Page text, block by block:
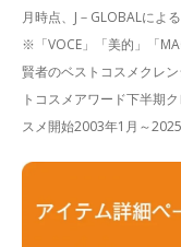
月時点、J－GLOBALによ
※「VOCE」「美的」「
賢者のベストコスメクレ
トコスメアワード下半期
スメ開始2003年1月～